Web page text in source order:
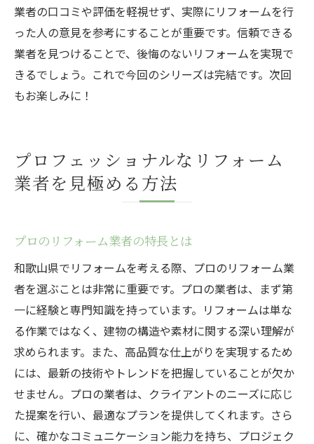
業者の口コミや評価を軽視せず、実際にリフォームを行
った人の意見を参考にすることが重要です。信頼できる
業者を見つけることで、後悔のないリフォームを実現で
きるでしょう。これで今回のシリーズは完結です。次回
もお楽しみに！
プロフェッショナルなリフォーム
業者を見極める方法
プロのリフォーム業者の特長とは
和歌山県でリフォームを考える際、プロのリフォーム業
者を選ぶことは非常に重要です。プロの業者は、まず第
一に経験と専門知識を持っています。リフォームは単な
る作業ではなく、建物の構造や素材に関する深い理解が
求められます。また、高品質な仕上がりを実現するため
には、最新の技術やトレンドを把握していることが欠か
せません。プロの業者は、クライアントのニーズに応じ
た提案を行い、最適なプランを提供してくれます。さら
に、確かなコミュニケーション能力を持ち、プロジェク